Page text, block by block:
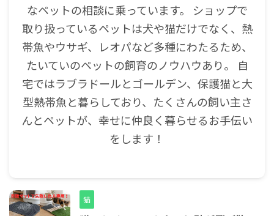
なペットの相談に乗っています。 ショップで
取り扱っているペットは犬や猫だけでなく、熱
帯魚やウサギ、レオパなど多種にわたるため、
たいていのペットの飼育のノウハウあり。 自
宅ではラブラドールとゴールデン、保護猫と大
型熱帯魚と暮らしており、たくさんの飼い主さ
んとペットが、幸せに仲良く暮らせるお手伝い
をします！
猫